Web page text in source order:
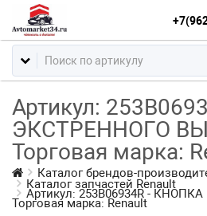
Артикул:
ЭКСТРЕННОГО
Торговая марка:
Каталог брендов-
Каталог запчастей Renault
Артикул: 253B06934R -
Торговая марка: Renault